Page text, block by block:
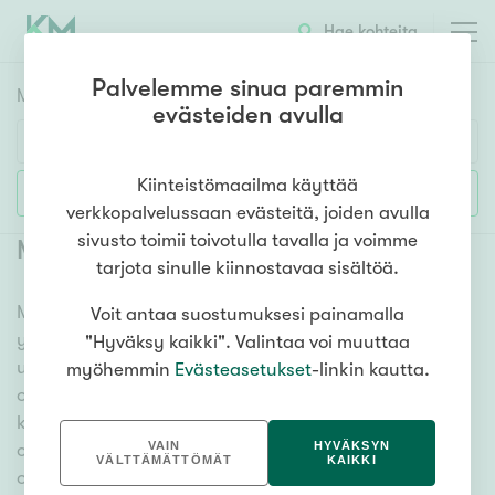
Hae kohteita
Myyntikohteet
Huoneluku
1h 2h 3h 4h 5h+
Asuntotyyppi
Kerros-/luhtitalo
Rivitalo/paritalo
Omakoti-/erillistalo
Maa- tai metsätila
Lisää hakuehtoja
Myytävät omakotitalot Vantaa (49
Meiltä löydät myytävät omakotitalot Vantaa niin
yhdessä tasossa olevista vaihtoehdoista isoihin
useamman kerroksen omakotitaloihin. Sadat
omakotitalokohteet ja erittäin kattava
kiinteistönvälittäjien verkosto varmistavat, että meillä
on hyvä paikallinen osaaminen ja tieto, mitä
omakotitalossa asuminen tarkoittaa. Katso alta kaikki
Palvelemme sinua paremmin
evästeiden avulla
Kiinteistömaailma käyttää
verkkopalvelussaan evästeitä, joiden avulla
sivusto toimii toivotulla tavalla ja voimme
tarjota sinulle kiinnostavaa sisältöä.
Voit antaa suostumuksesi painamalla
"Hyväksy kaikki". Valintaa voi muuttaa
myöhemmin Evästeasetukset-linkin kautta.
VAIN
VÄLTTÄMÄTTÖMÄT
HYVÄKSYN
KAIKKI